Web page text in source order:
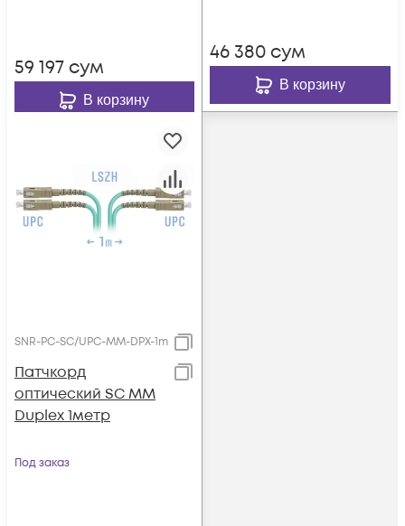
59 197 сум
В корзину
46 380 сум
В корзину
SNR-PC-SC/UPC-MM-DPX-1m
Патчкорд
оптический SC MM
Duplex 1метр
Под заказ